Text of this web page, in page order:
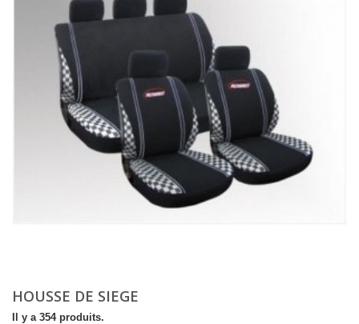
HOUSSE DE SIEGE
Il y a 354 produits.